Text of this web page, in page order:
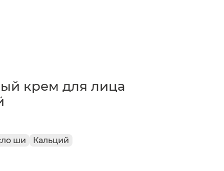
крем для лица
ши Кальций